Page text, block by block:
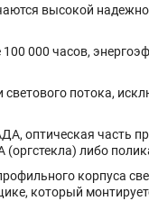
высокой
000 часов,
потока,
оптическая часть
либо
который